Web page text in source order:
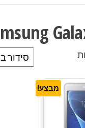
מבצע!